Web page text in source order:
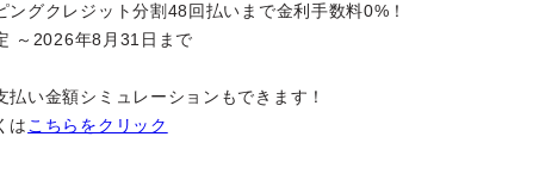
ングクレジット分割48回払いまで金利手数料0%！
～2026年8月31日まで
払い金額シミュレーションもできます！
は こちらをクリック